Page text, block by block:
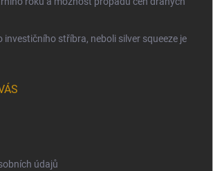
stříbra, neboli silver squeeze je
údajů